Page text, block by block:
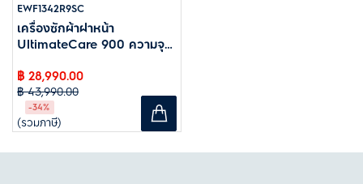
EWF1342R9SC
เครื่องซักผ้าฝาหน้า
UltimateCare 900 ความจุ
฿ 28,990.00
฿ 43,990.00
-34%
(รวมภาษี)